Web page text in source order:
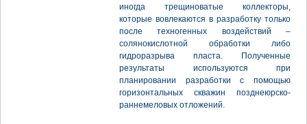
иногда трещиноватые коллекторы,
которые вовлекаются в разработку только
после техногенных воздействий –
солянокислотной обработки либо
гидроразрыва пласта. Полученные
результаты используются при
планировании разработки с помощью
горизонтальных скважин позднеюрско-
раннемеловых отложений.